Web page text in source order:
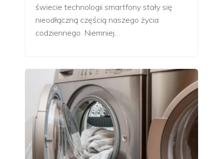
świecie technologii smartfony stały się
nieodłączną częścią naszego życia
codziennego. Niemniej…